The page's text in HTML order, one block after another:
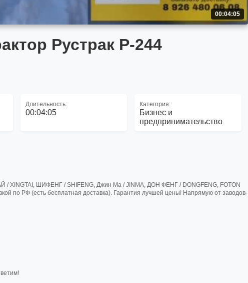
00:04:05
Рустрак Р-244
Длительность:
00:04:05
Категория:
Бизнес и
предпринимательство
ШИФЕНГ / SHIFENG, Джин Ма / JINMA, ДОН ФЕНГ / DONGFENG, FOTON
по РФ (есть бесплатная доставка). Гарантия лучшей цены! Напрямую от заводов-